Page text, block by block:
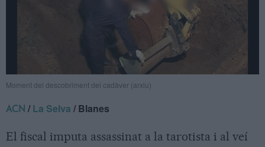
Moment del descobriment del cadàver (arxiu)
ACN /La Selva / Blanes
El fiscal imputa assassinat a la tarotista i al veí